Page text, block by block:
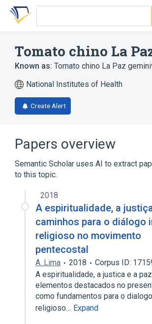
Skip
search
Skip
Skip
account
Tomato chino La
Known as: Tomato chino La Paz
National Institutes of Health
Create Alert
Papers overview
Semantic Scholar uses AI to extract
to this topic.
2018
A espiritualidade, a
caminhos para o diálogo
religioso no movimento
pentecostal
A. Lima 2018
Corpus ID:
A espiritualidade, a justica e a
elementos destacados no
como fundamentos para o
religioso… Expand